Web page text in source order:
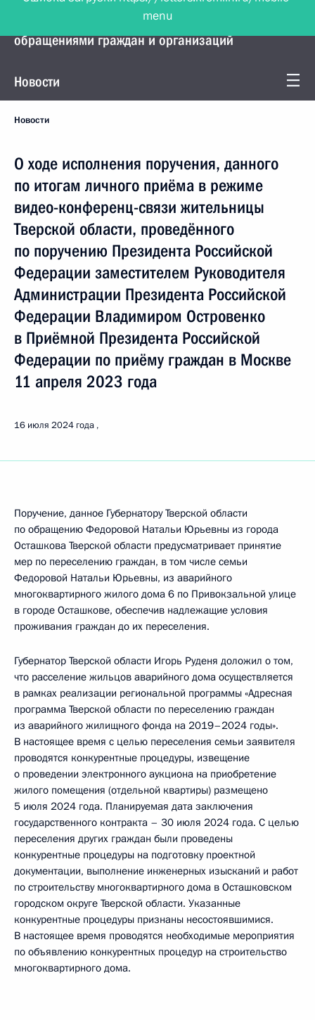
Управление Президента по работе с
обращениями граждан и организаций
Новости
Новости
О ходе исполнения поручения, данного
по итогам личного приёма в режиме
видео-конференц-связи жительницы
Тверской области, проведённого
по поручению Президента Российской
Федерации заместителем Руководителя
Администрации Президента Российской
Федерации Владимиром Островенко
в Приёмной Президента Российской
Федерации по приёму граждан в Москве
11 апреля 2023 года
16 июля 2024 года
Поручение, данное Губернатору Тверской области
по обращению Федоровой Натальи Юрьевны из города
Осташкова Тверской области предусматривает принятие
мер по переселению граждан, в том числе семьи
Федоровой Натальи Юрьевны, из аварийного
многоквартирного жилого дома 6 по Привокзальной улице
в городе Осташкове, обеспечив надлежащие условия
проживания граждан до их переселения.
Губернатор Тверской области Игорь Руденя доложил о том,
что расселение жильцов аварийного дома осуществляется
в рамках реализации региональной программы «Адресная
программа Тверской области по переселению граждан
из аварийного жилищного фонда на 2019–2024 годы».
В настоящее время с целью переселения семьи заявителя
проводятся конкурентные процедуры, извещение
о проведении электронного аукциона на приобретение
жилого помещения (отдельной квартиры) размещено
5 июля 2024 года. Планируемая дата заключения
государственного контракта – 30 июля 2024 года. С целью
переселения других граждан были проведены
конкурентные процедуры на подготовку проектной
документации, выполнение инженерных изысканий и работ
по строительству многоквартирного дома в Осташковском
городском округе Тверской области. Указанные
конкурентные процедуры признаны несостоявшимися.
В настоящее время проводятся необходимые мероприятия
по объявлению конкурентных процедур на строительство
многоквартирного дома.
menu